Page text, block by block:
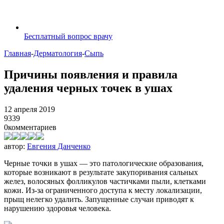
Бесплатный вопрос врачу
Главная-Дерматология-Сыпь
Причины появления и правила
удаления черных точек в ушах
12 апреля 2019
9339
0комментариев
автор: Евгения Данченко
Черные точки в ушах — это патологические образования,
которые возникают в результате закупоривания сальных
желез, волосяных фолликулов частичками пыли, клетками
кожи. Из-за ограниченного доступа к месту локализации,
прыщ нелегко удалить. Запущенные случаи приводят к
нарушению здоровья человека.